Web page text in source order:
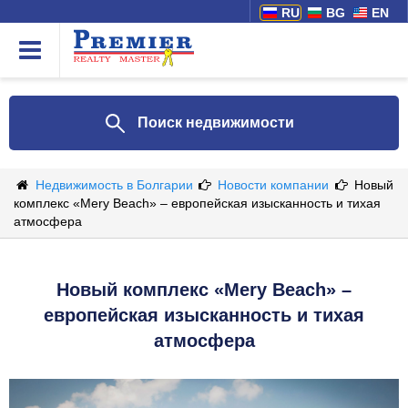
RU BG EN
Поиск недвижимости
Недвижимость в Болгарии Новости компании
Новый
комплекс «Mery Beach» – европейская изысканность и тихая
атмосфера
Новый комплекс «Mery Beach» –
европейская изысканность и тихая
атмосфера